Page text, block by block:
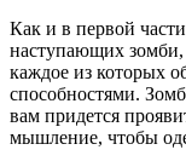
Как и в первой
наступающих зомби,
каждое из которых
способностями.
вам придется
мышление, чтобы